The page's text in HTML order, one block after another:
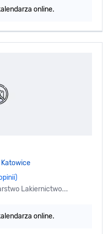
online.
Katowice
Lakiernictwo...
online.